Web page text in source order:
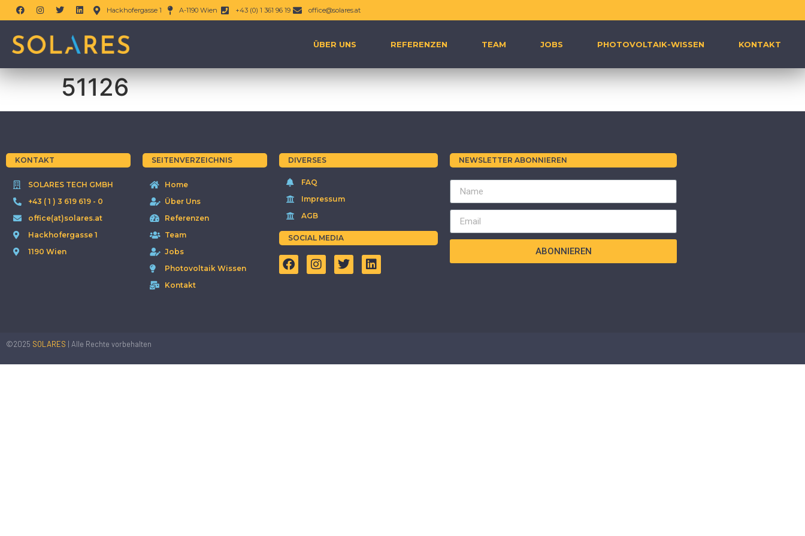
Hackhofergasse 1 A-1190 Wien +43 (0) 1 361 96 19 office@solares.at
ÜBER UNS REFERENZEN TEAM JOBS PHOTOVOLTAIK-WISSEN KONTAKT
51126
KONTAKT
SOLARES TECH GMBH
+43 ( 1 ) 3 619 619 - 0
office(at)solares.at
Hackhofergasse 1
1190 Wien
SEITENVERZEICHNIS
Home
Über Uns
Referenzen
Team
Jobs
Photovoltaik Wissen
Kontakt
DIVERSES
FAQ
Impressum
AGB
SOCIAL MEDIA
NEWSLETTER ABONNIEREN
ABONNIEREN
©2025 SOLARES | Alle Rechte vorbehalten